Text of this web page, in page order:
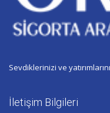
Sevdiklerinizi ve
İletişim Bilgileri